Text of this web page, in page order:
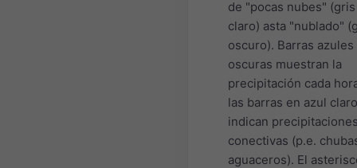
de "pocas nubes" (gris
claro) asta "nublado"
oscuro). Barras azules
oscuras muestran la
precipitación cada
las barras en azul claro
indican
conectivas (p.e.
aguaceros). El